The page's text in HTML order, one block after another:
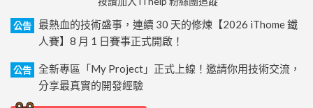
公告
最熱血的技術盛事，連續 30 天的修煉【2026 iThome 鐵
人賽】8 月 1 日賽事正式開啟！
公告
全新專區「My Project」正式上線！邀請你用技術交流，
分享最真實的開發經驗